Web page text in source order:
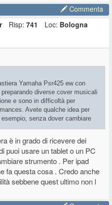
Commenta
Risp: 741 Loc: Bologna
Yamaha Psr425 ew con
diverse cover musicali
e sono in difficoltà per
Avete qualche idea per
senza dover cambiare
è in grado di ricevere dei
puoi usare un tablet o un PC
strumento . Per ipad
fa questa cosa . Credo anche
sebbene quest ultimo non l